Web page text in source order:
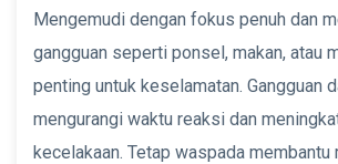
Mengemudi dengan fokus penuh dan
gangguan seperti ponsel, makan, atau
penting untuk keselamatan. Gangguan
mengurangi waktu reaksi dan
kecelakaan. Tetap waspada